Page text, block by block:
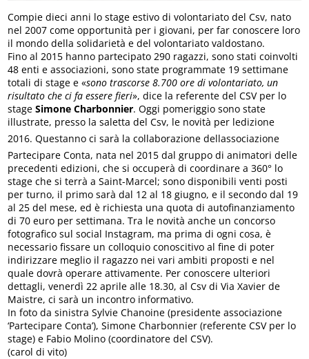
Compie dieci anni lo stage estivo di volontariato del Csv, nato
nel 2007 come opportunità per i giovani, per far conoscere loro
il mondo della solidarietà e del volontariato valdostano.
Fino al 2015 hanno partecipato 290 ragazzi, sono stati coinvolti
48 enti e associazioni, sono state programmate 19 settimane
totali di stage e «sono trascorse 8.700 ore di volontariato, un
risultato che ci fa essere fieri», dice la referente del CSV per lo
stageSimone Charbonnier. Oggi pomeriggio sono state
illustrate, presso la saletta del Csv, le novità per ledizione
2016. Questanno ci sarà la collaborazione dellassociazione
Partecipare Conta, nata nel 2015 dal gruppo di animatori delle
precedenti edizioni, che si occuperà di coordinare a 360° lo
stage che si terrà a Saint-Marcel; sono disponibili venti posti
per turno, il primo sarà dal 12 al 18 giugno, e il secondo dal 19
al 25 del mese, ed è richiesta una quota di autofinanziamento
di 70 euro per settimana. Tra le novità anche un concorso
fotografico sul social Instagram, ma prima di ogni cosa, è
necessario fissare un colloquio conoscitivo al fine di poter
indirizzare meglio il ragazzo nei vari ambiti proposti e nel
quale dovrà operare attivamente. Per conoscere ulteriori
dettagli, venerdì 22 aprile alle 18.30, al Csv di Via Xavier de
Maistre, ci sarà un incontro informativo.
In foto da sinistra Sylvie Chanoine (presidente associazione
‘Partecipare Conta’), Simone Charbonnier (referente CSV per lo
stage) e Fabio Molino (coordinatore del CSV).
(carol di vito)